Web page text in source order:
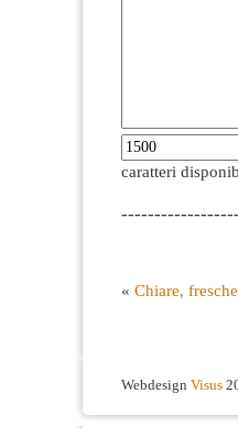
caratteri
« Chiare,
Webdesign Visus